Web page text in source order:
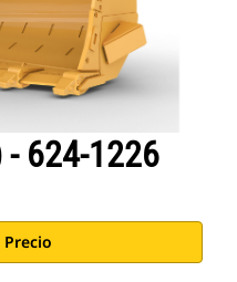
- 624-1226